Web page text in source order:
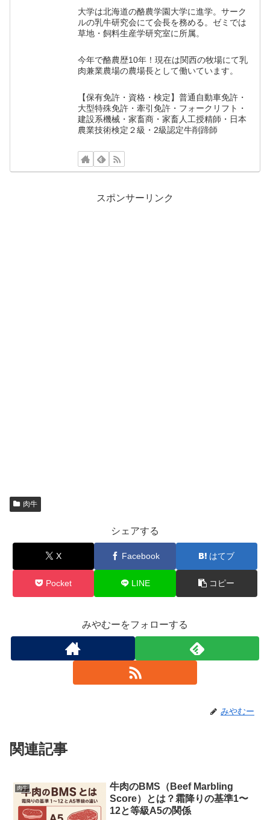
大学は北海道の酪農学園大学に進学。サーク
ルの乳牛研究会にて会長を務める。ゼミでは
草地・飼料生産学研究室に所属。
今年で酪農歴10年！現在は関西の牧場にて乳
肉兼業農場の農場長として働いています。
【保有免許・資格・検定】普通自動車免許・
大型特殊免許・牽引免許・フォークリフト・
建設系機械・家畜商・家畜人工授精師・日本
農業技術検定２級・2級認定牛削蹄師
スポンサーリンク
肉牛
シェアする
X Facebook はてブ
Pocket LINE コピー
みやむーをフォローする
みやむー
関連記事
肉牛
牛肉のBMS（Beef Marbling
Score）とは？霜降りの基準1〜
12と等級A5の関係